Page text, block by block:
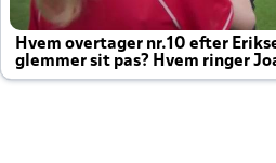
Hvem overtager nr.10 efter
glemmer sit pas? Hvem ringer
altid til efter kampe?